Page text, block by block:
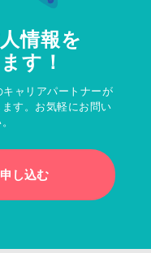
情報を
す！
ャリアパートナーが
す。お気軽にお問い
し込む